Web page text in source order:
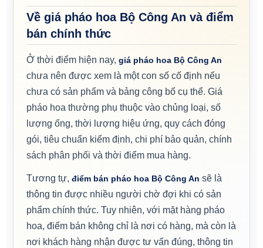
Về giá pháo hoa Bộ Công An và điểm
bán chính thức
Ở thời điểm hiện nay, giá pháo hoa Bộ Công An
chưa nên được xem là một con số cố định nếu
chưa có sản phẩm và bảng công bố cụ thể. Giá
pháo hoa thường phụ thuộc vào chủng loại, số
lượng ống, thời lượng hiệu ứng, quy cách đóng
gói, tiêu chuẩn kiểm định, chi phí bảo quản, chính
sách phân phối và thời điểm mua hàng.
Tương tự, điểm bán pháo hoa Bộ Công An sẽ là
thông tin được nhiều người chờ đợi khi có sản
phẩm chính thức. Tuy nhiên, với mặt hàng pháo
hoa, điểm bán không chỉ là nơi có hàng, mà còn là
nơi khách hàng nhận được tư vấn đúng, thông tin